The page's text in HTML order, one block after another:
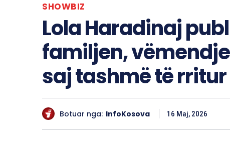
SHOWBIZ
Lola Haradinaj
familjen,
saj tashmë të rritur
Botuar nga: InfoKosova 16 Maj, 2026